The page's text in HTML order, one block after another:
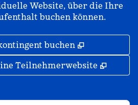
Website, über die Ihre
buchen können.
buchen ,
Teilnehmerwebsite ,